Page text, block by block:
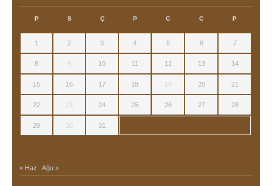
P S Ç P C C P
1 2 3 4 5 6 7
8 9 10 11 12 13 14
15 16 17 18 19 20 21
22 23 24 25 26 27 28
29 30 31
« Haz Ağu »